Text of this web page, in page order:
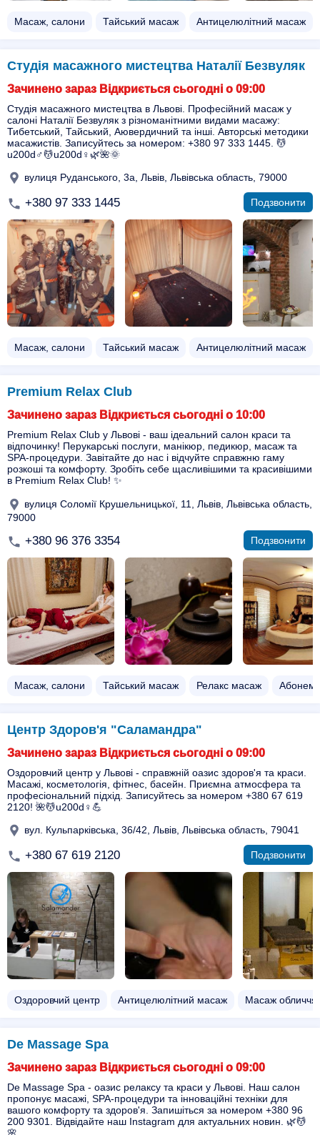
Масаж, салони Тайський масаж Антицелюлітний масаж
Студія масажного мистецтва Наталії Безвуляк
Зачинено зараз Відкриється сьогодні о 09:00
Студія масажного мистецтва в Львові. Професійний масаж у
салоні Наталії Безвуляк з різноманітними видами масажу:
Тибетський, Тайський, Аювердичний та інші. Авторські методики
масажистів. Записуйтесь за номером: +380 97 333 1445. 💆
u200d♂️💆u200d♀️🌿🌺🌞
вулиця Руданського, 3а, Львів, Львівська область, 79000
+380 97 333 1445 Подзвонити
Масаж, салони Тайський масаж Антицелюлітний масаж
Premium Relax Club
Зачинено зараз Відкриється сьогодні о 10:00
Premium Relax Club у Львові - ваш ідеальний салон краси та
відпочинку! Перукарські послуги, манікюр, педикюр, масаж та
SPA-процедури. Завітайте до нас і відчуйте справжню гаму
розкоші та комфорту. Зробіть себе щасливішими та красивішими
в Premium Relax Club! ✨
вулиця Соломії Крушельницької, 11, Львів, Львівська область,
79000
+380 96 376 3354 Подзвонити
Масаж, салони Тайський масаж Релакс масаж
Центр Здоров'я "Саламандра"
Зачинено зараз Відкриється сьогодні о 09:00
Оздоровчий центр у Львові - справжній оазис здоров'я та краси.
Масажі, косметологія, фітнес, басейн. Приємна атмосфера та
професіональний підхід. Записуйтесь за номером +380 67 619
2120! 🌺💆u200d♀️💪
вул. Кульпарківська, 36/42, Львів, Львівська область, 79041
+380 67 619 2120 Подзвонити
Оздоровчий центр Антицелюлітний масаж Масаж обличчя
De Massage Spa
Зачинено зараз Відкриється сьогодні о 09:00
De Massage Spa - оазис релаксу та краси у Львові. Наш салон
пропонує масажі, SPA-процедури та інноваційні техніки для
вашого комфорту та здоров'я. Запишіться за номером +380 96
200 9301. Відвідайте наш Instagram для актуальних новин. 🌿💆